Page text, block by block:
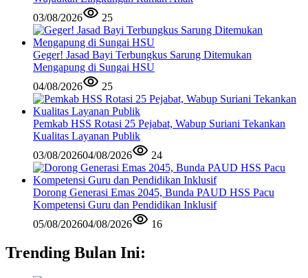
03/08/2026
25
Geger! Jasad Bayi Terbungkus Sarung Ditemukan
Mengapung di Sungai HSU
04/08/2026
25
Pemkab HSS Rotasi 25 Pejabat, Wabup Suriani Tekankan
Kualitas Layanan Publik
03/08/202604/08/2026 24
Dorong Generasi Emas 2045, Bunda PAUD HSS Pacu
Kompetensi Guru dan Pendidikan Inklusif
05/08/202604/08/2026 16
Trending Bulan Ini: